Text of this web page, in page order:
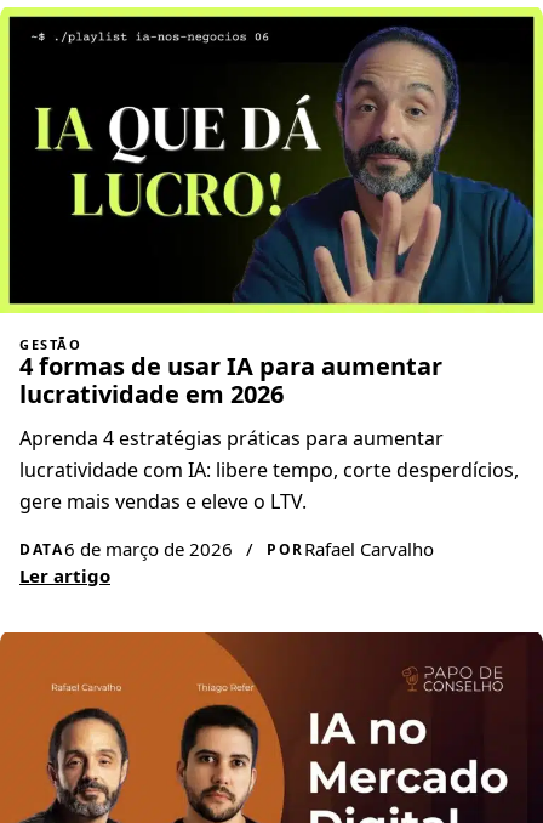
GESTÃO
4 formas de usar IA para aumentar
lucratividade em 2026
Aprenda 4 estratégias práticas para aumentar
lucratividade com IA: libere tempo, corte desperdícios,
gere mais vendas e eleve o LTV.
DATA6 de março de 2026 / PORRafael Carvalho
Ler artigo